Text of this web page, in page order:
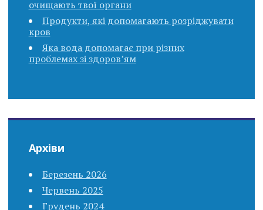
очищають твої органи
Продукти, які допомагають розріджувати
кров
Яка вода допомагає при різних
проблемах зі здоров’ям
Архіви
Березень 2026
Червень 2025
Грудень 2024